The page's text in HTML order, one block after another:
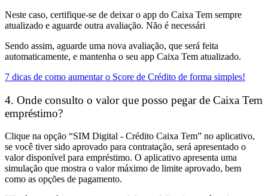
Neste caso, certifique-se de deixar o app do Caixa Tem sempre
atualizado e aguarde outra avaliação. Não é necessári
Sendo assim, aguarde uma nova avaliação, que será feita
automaticamente, e mantenha o seu app Caixa Tem atualizado.
7 dicas de como aumentar o Score de Crédito de forma simples!
4. Onde consulto o valor que posso pegar de Caixa Tem
empréstimo?
Clique na opção “SIM Digital - Crédito Caixa Tem” no aplicativo,
se você tiver sido aprovado para contratação, será apresentado o
valor disponível para empréstimo. O aplicativo apresenta uma
simulação que mostra o valor máximo de limite aprovado, bem
como as opções de pagamento.